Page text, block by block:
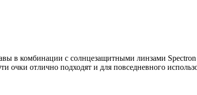
в комбинации с солнцезащитными линзами
очки отлично подходят и для повседневного